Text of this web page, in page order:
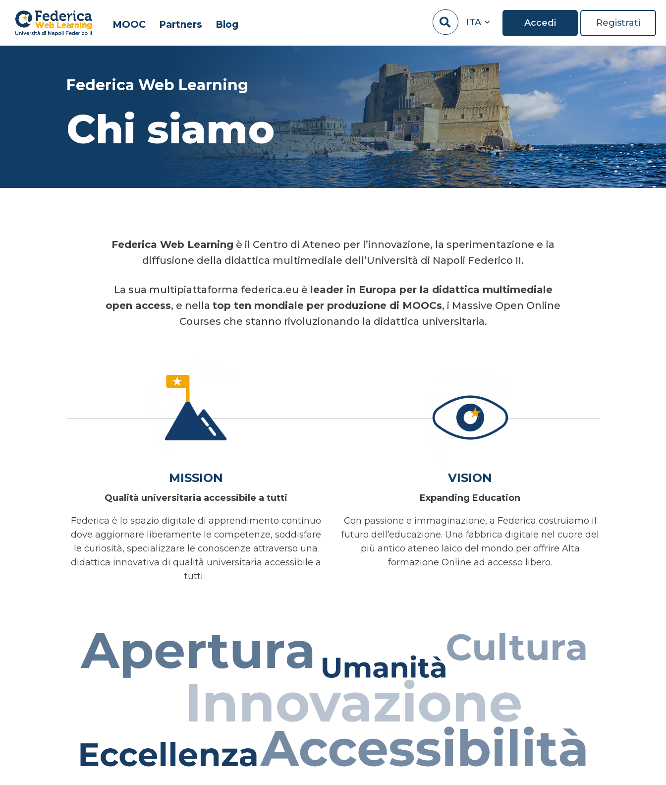
MOOC Partners Blog Registrati
Accedi
ITA
Federica Web Learning
Chi siamo
Federica Web Learning è il Centro di Ateneo per l’innovazione, la sperimentazione e la
diffusione della didattica multimediale dell’Università di Napoli Federico II.
La sua multipiattaforma federica.eu è leader in Europa per la didattica multimediale
open access, e nella top ten mondiale per produzione di MOOCs, i Massive Open Online
Courses che stanno rivoluzionando la didattica universitaria.
MISSION
Qualità universitaria accessibile a tutti
Federica è lo spazio digitale di apprendimento continuo
dove aggiornare liberamente le competenze, soddisfare
le curiosità, specializzare le conoscenze attraverso una
didattica innovativa di qualità universitaria accessibile a
tutti.
VISION
Expanding Education
Con passione e immaginazione, a Federica costruiamo il
futuro dell’educazione. Una fabbrica digitale nel cuore del
più antico ateneo laico del mondo per offrire Alta
formazione Online ad accesso libero.